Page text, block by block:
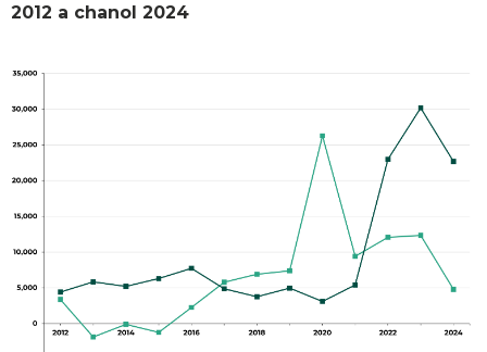
2012 a chanol 2024